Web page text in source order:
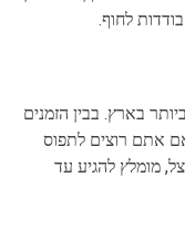
לחוף.
בארץ. בבין הזמנים
אם אתם רוצים לתפוס
מומלץ להגיע עד